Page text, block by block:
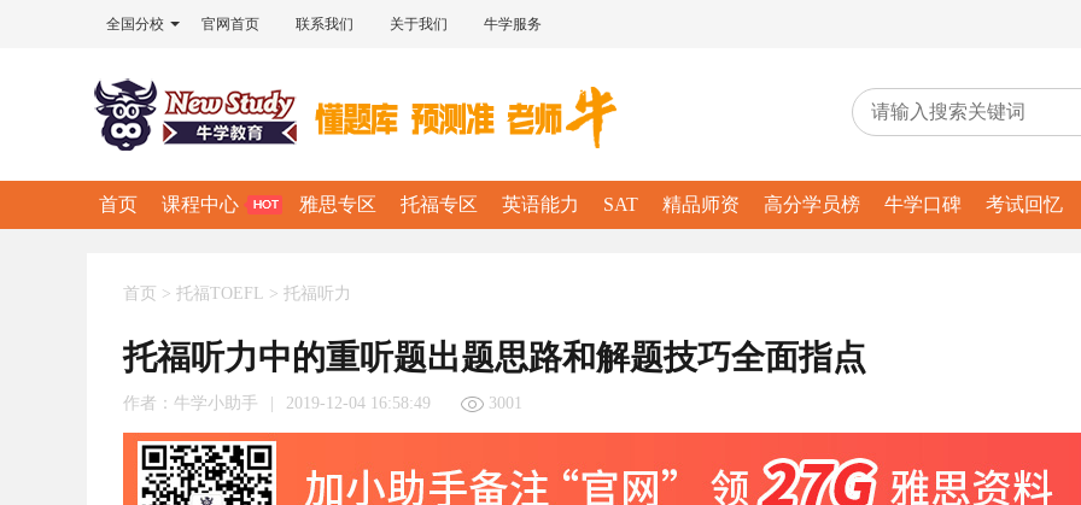
全国分校 官网首页 联系我们 关于我们 牛学服务
首页 课程中心 雅思专区 托福专区 英语能力 SAT 精品师资 高分学员榜 牛学口碑 考试回忆
首页 > 托福TOEFL > 托福听力
托福听力中的重听题出题思路和解题技巧全面指点
作者： 牛学小助手 2019-12-04 16:58:49 3001